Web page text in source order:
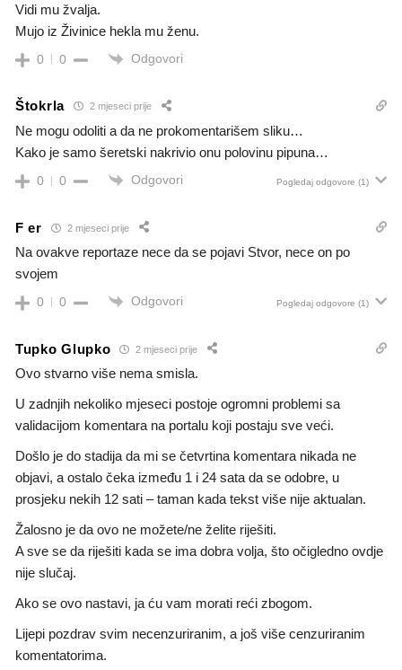
Vidi mu žvalja.
Mujo iz Živinice hekla mu ženu.
0 0 Odgovori
Štokrla 2 mjeseci prije
Ne mogu odoliti a da ne prokomentarišem sliku…
Kako je samo šeretski nakrivio onu polovinu pipuna…
0 0 Odgovori Pogledaj odgovore (1)
F er 2 mjeseci prije
Na ovakve reportaze nece da se pojavi Stvor, nece on po
svojem
0 0 Odgovori Pogledaj odgovore (1)
Tupko Glupko 2 mjeseci prije
Ovo stvarno više nema smisla.
U zadnjih nekoliko mjeseci postoje ogromni problemi sa
validacijom komentara na portalu koji postaju sve veći.
Došlo je do stadija da mi se četvrtina komentara nikada ne
objavi, a ostalo čeka između 1 i 24 sata da se odobre, u
prosjeku nekih 12 sati – taman kada tekst više nije aktualan.
Žalosno je da ovo ne možete/ne želite riješiti.
A sve se da riješiti kada se ima dobra volja, što očigledno ovdje
nije slučaj.
Ako se ovo nastavi, ja ću vam morati reći zbogom.
Lijepi pozdrav svim necenzuriranim, a još više cenzuriranim
komentatorima.